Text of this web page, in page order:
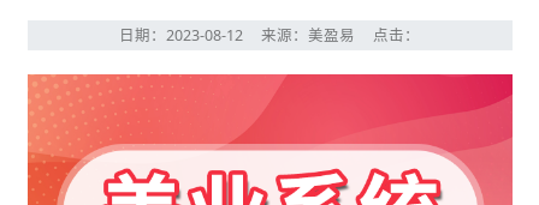
日期：2023-08-12 来源：美盈易 点击：